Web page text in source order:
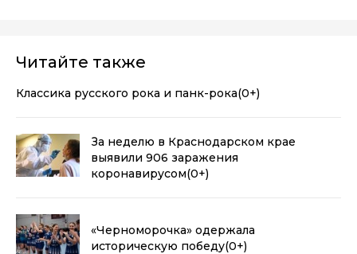
Читайте также
Классика русского рока и панк-рока(0+)
За неделю в Краснодарском крае
выявили 906 заражения
коронавирусом(0+)
«Черноморочка» одержала
историческую победу(0+)